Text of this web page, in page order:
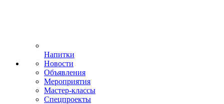
Напитки
Новости
Объявления
Мероприятия
Мастер-классы
Спецпроекты